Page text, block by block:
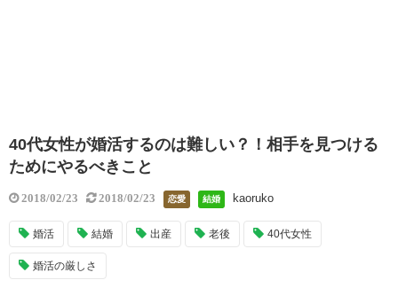
40代女性が婚活するのは難しい？！相手を見つける
ためにやるべきこと
2018/02/23 2018/02/23 恋愛 結婚 kaoruko
婚活 結婚 出産 老後 40代女性
婚活の厳しさ